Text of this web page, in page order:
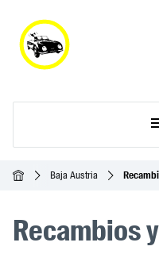
Inicio Baja Austria
Recambios